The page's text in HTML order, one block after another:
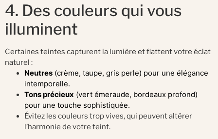
4. Des couleurs qui vous
illuminent
Certaines teintes capturent la lumière et flattent votre éclat
naturel :
Neutres (crème, taupe, gris perle) pour une élégance
intemporelle.
Tons précieux (vert émeraude, bordeaux profond)
pour une touche sophistiquée.
Évitez les couleurs trop vives, qui peuvent altérer
l’harmonie de votre teint.